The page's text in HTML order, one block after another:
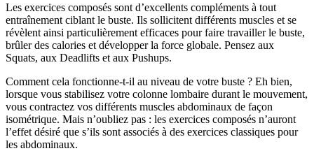
Les exercices composés sont d’excellents compléments à tout
entraînement ciblant le buste. Ils sollicitent différents muscles et se
révèlent ainsi particulièrement efficaces pour faire travailler le buste,
brûler des calories et développer la force globale. Pensez aux
Squats, aux Deadlifts et aux Pushups.
Comment cela fonctionne-t-il au niveau de votre buste ? Eh bien,
lorsque vous stabilisez votre colonne lombaire durant le mouvement,
vous contractez vos différents muscles abdominaux de façon
isométrique. Mais n’oubliez pas : les exercices composés n’auront
l’effet désiré que s’ils sont associés à des exercices classiques pour
les abdominaux.